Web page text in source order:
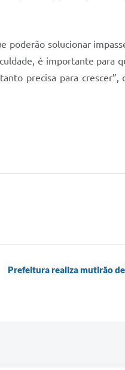
solucionar
é importante para
precisa para crescer”,
Prefeitura realiza mutirão